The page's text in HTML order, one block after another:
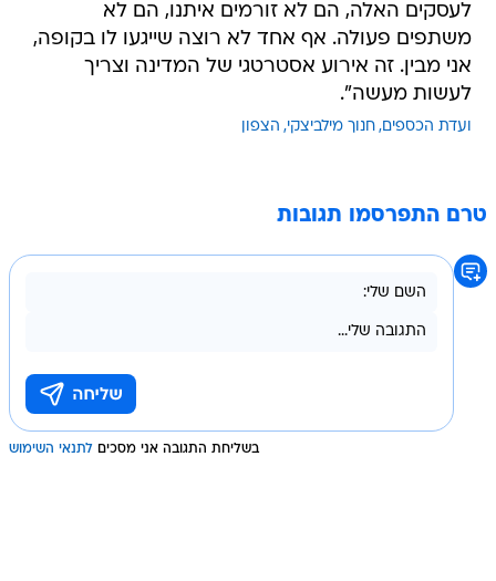
לעסקים האלה, הם לא זורמים איתנו, הם לא
משתפים פעולה. אף אחד לא רוצה שייגעו לו בקופה,
אני מבין. זה אירוע אסטרטגי של המדינה וצריך
לעשות מעשה".
ועדת הכספים חנוך מילביצקי הצפון
טרם התפרסמו תגובות
בשליחת התגובה אני מסכים לתנאי השימוש